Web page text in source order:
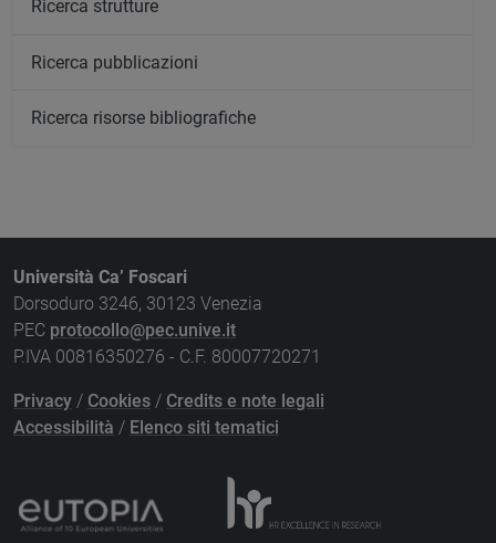
Ricerca strutture
Ricerca pubblicazioni
Ricerca risorse bibliografiche
Università Ca’ Foscari
Dorsoduro 3246, 30123 Venezia
PEC protocollo@pec.unive.it
P.IVA 00816350276 - C.F. 80007720271
Privacy / Cookies / Credits e note legali
Accessibilità / Elenco siti tematici